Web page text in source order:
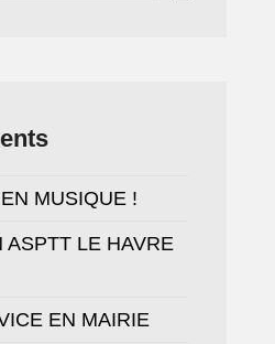
MUSIQUE !
ASPTT LE HAVRE
EN MAIRIE